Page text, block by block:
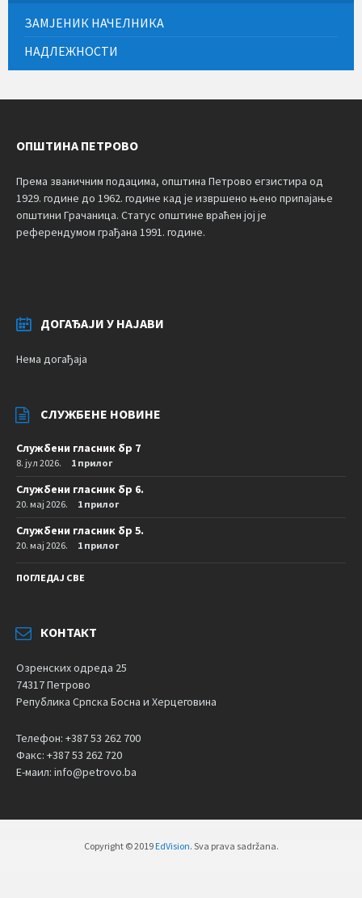
ЗАМЈЕНИК НАЧЕЛНИКА
НАДЛЕЖНОСТИ
ОПШТИНА ПЕТРОВО
Према званичним подацима, општина Петрово егзистира од
1929. године до 1962. године кад је извршено њено припајање
општини Грачаница. Статус општине враћен јој је
референдумом грађана 1991. године.
ДОГАЂАЈИ У НАЈАВИ
Нема догађаја
СЛУЖБЕНЕ НОВИНЕ
Службени гласник бр 7
8. јул 2026. 1 прилог
Службени гласник бр 6.
20. мај 2026. 1 прилог
Службени гласник бр 5.
20. мај 2026. 1 прилог
ПОГЛЕДАЈ СВЕ
КОНТАКТ
Озренских одреда 25
74317 Петрово
Република Српска Босна и Херцеговина
Телефон: +387 53 262 700
Факс: +387 53 262 720
Е-маил: info@petrovo.ba
Copyright © 2019 EdVision. Sva prava sadržana.